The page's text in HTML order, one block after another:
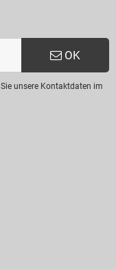
OK
unsere Kontaktdaten im